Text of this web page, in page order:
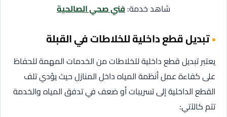
شاهد خدمة:فني صحي الصالحية
تبديل قطع داخلية للخلاطات في القبلة
يعتبر تبديل قطع داخلية للخلاطات من الخدمات المهمة للحفاظ
على كفاءة عمل أنظمة المياه داخل المنازل حيث يؤدي تلف
القطع الداخلية إلى تسريبات أو ضعف في تدفق المياه والخدمة
تتم كالآتي: